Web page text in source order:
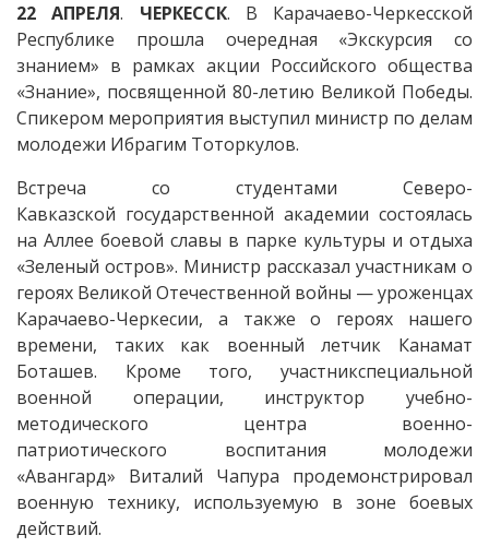
22 АПРЕЛЯ. ЧЕРКЕССК. В Карачаево-Черкесской
Республике прошла очередная «Экскурсия со
знанием» в рамках акции Российского общества
«Знание», посвященной 80-летию Великой Победы.
Спикером мероприятия выступил министр по делам
молодежи Ибрагим Тоторкулов.
Встреча со студентами Северо-
Кавказской государственной академии состоялась
на Аллее боевой славы в парке культуры и отдыха
«Зеленый остров». Министр рассказал участникам о
героях Великой Отечественной войны — уроженцах
Карачаево-Черкесии, а также о героях нашего
времени, таких как военный летчик Канамат
Боташев. Кроме того, участникспециальной
военной операции, инструктор учебно-
методического центра военно-
патриотического воспитания молодежи
«Авангард» Виталий Чапура продемонстрировал
военную технику, используемую в зоне боевых
действий.